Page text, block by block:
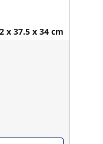
x 37.5 x 34 cm